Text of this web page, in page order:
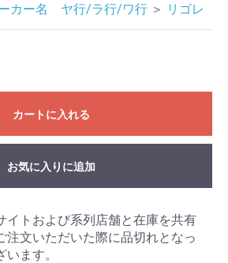
カー名 ヤ行/ラ行/ワ行 ＞ リゴレ
カートに入れる
お気に入りに追加
イトおよび系列店舗と在庫を共有
注文いただいた際に品切れとなっ
ます。